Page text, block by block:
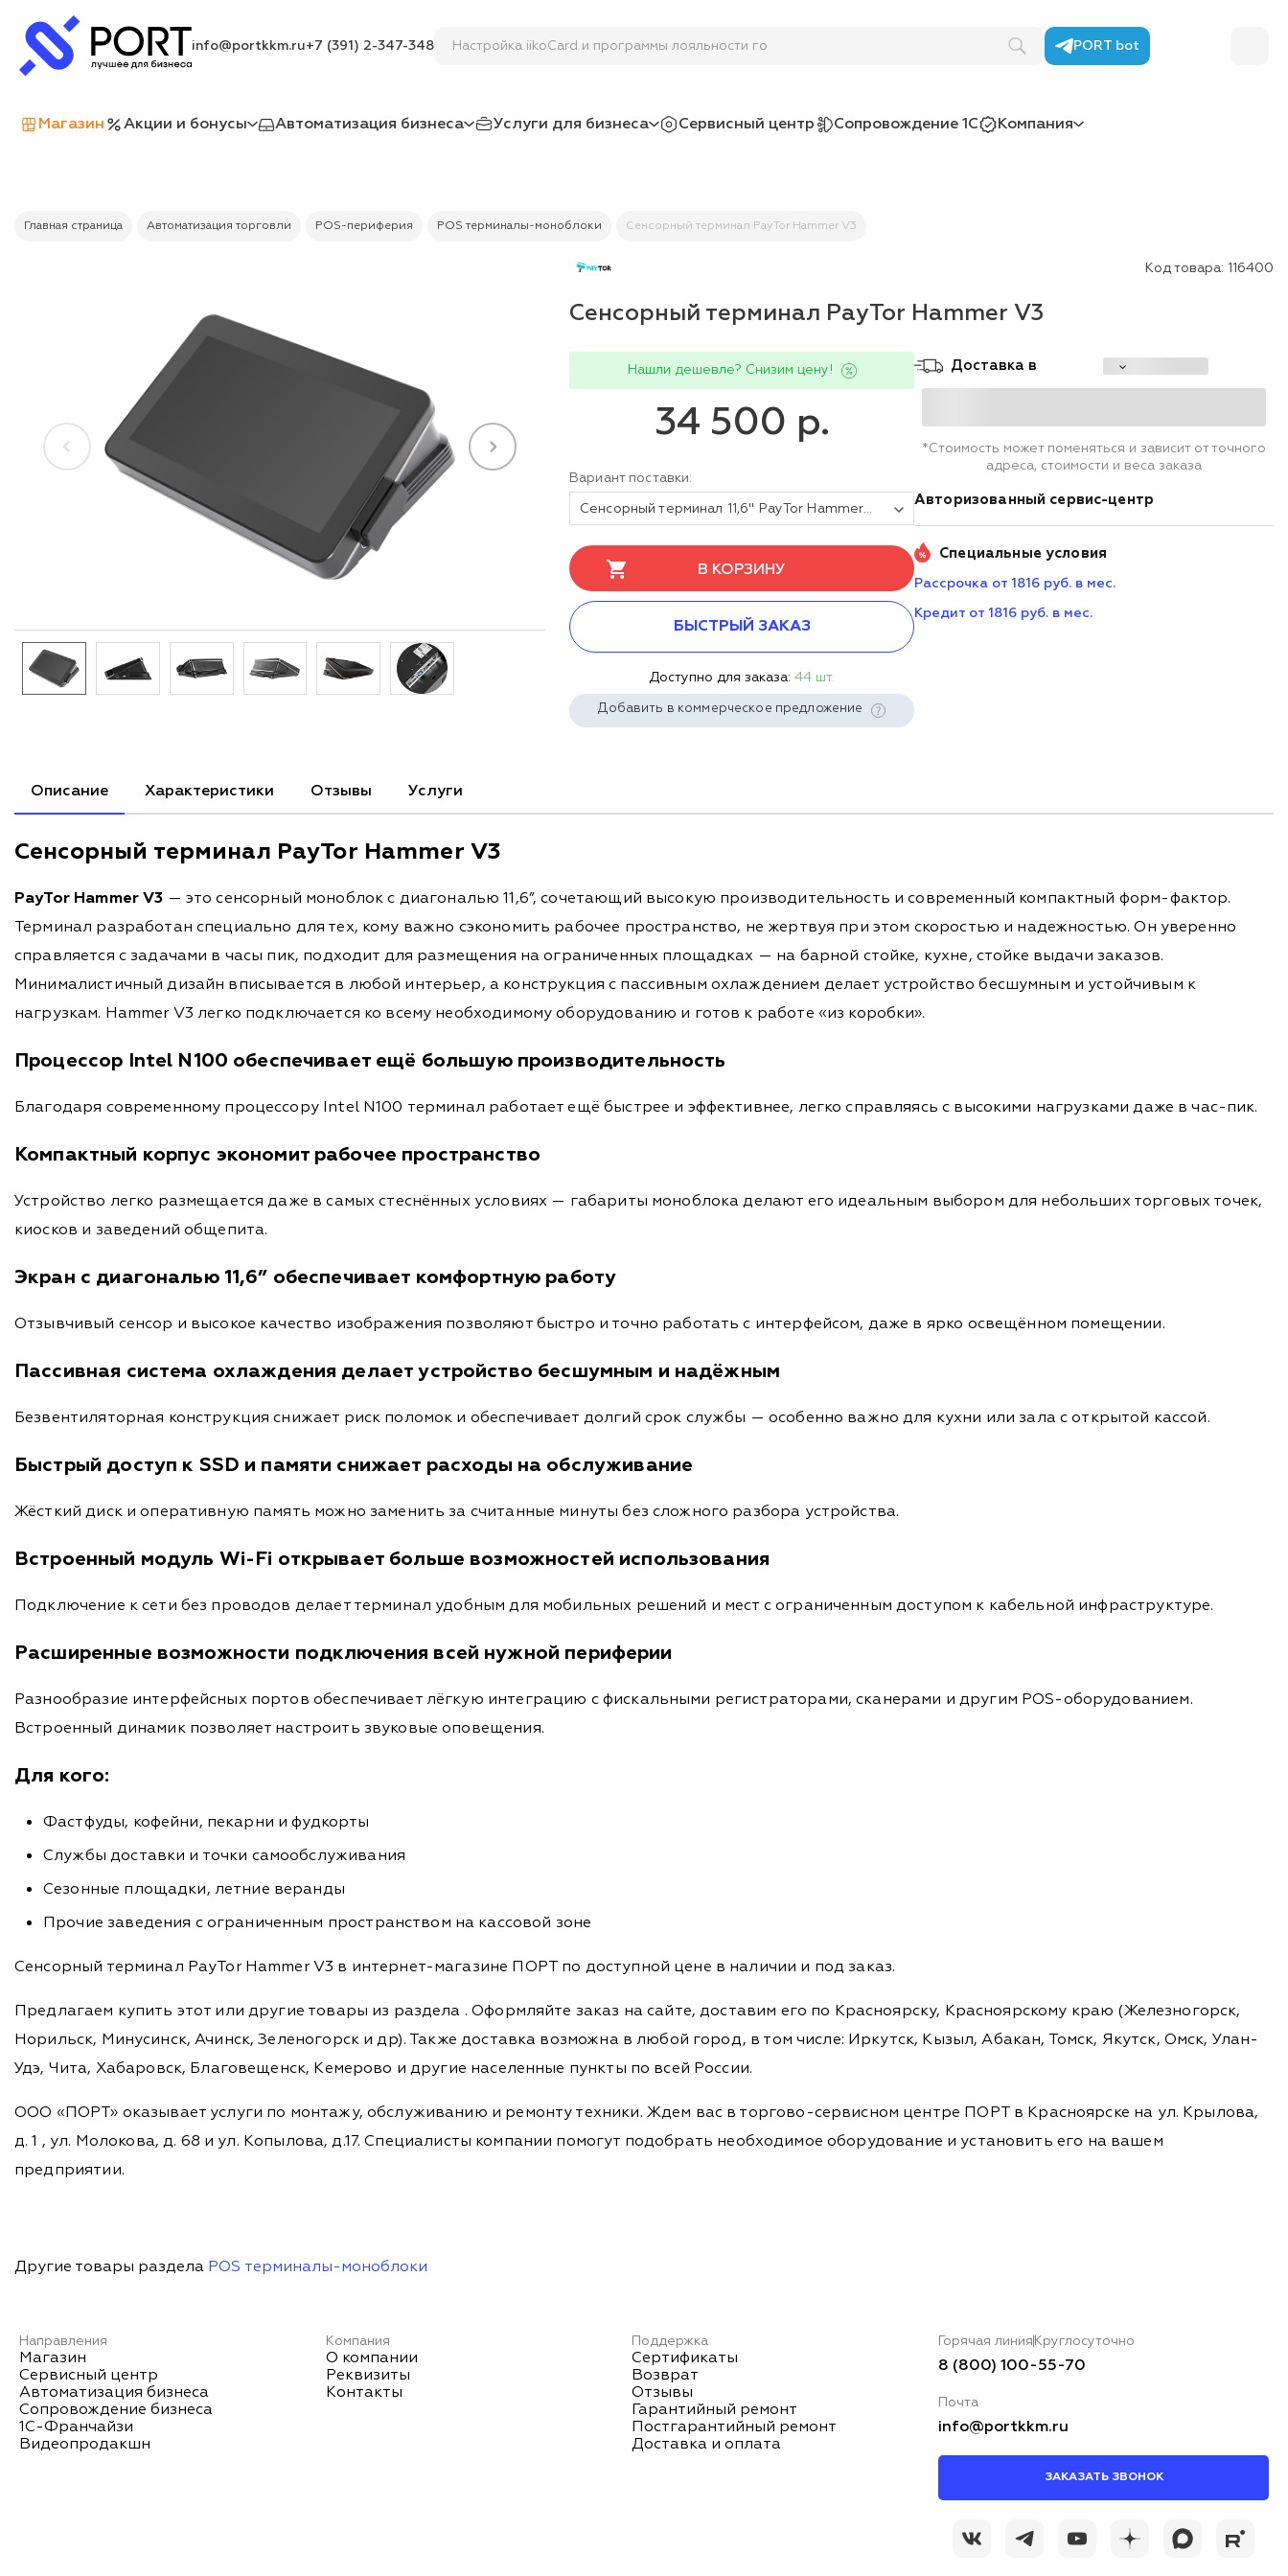
info@portkkm.ru+7 (391) 2-347-348 Настройка iikoCard и программы лояльности гостей PORT bot
Магазин Акции и бонусы Автоматизация бизнеса Услуги для бизнеса Сервисный центр Сопровождение 1С Компания
Главная страница Автоматизация торговли POS-периферия POS терминалы-моноблоки Сенсорный терминал PayTor Hammer V3
Код товара: 116400
Сенсорный терминал PayTor Hammer V3
Нашли дешевле? Снизим цену!
34 500 р.
Вариант поставки:
Сенсорный терминал 11,6" PayTor Hammer V3 (N100, 8/128Гб, Wi-Fi, ридер, без ОС)
В КОРЗИНУ
БЫСТРЫЙ ЗАКАЗ
Доступно для заказа: 44 шт.
Добавить в коммерческое предложение
Доставка в
*Стоимость может поменяться и зависит от точного
адреса, стоимости и веса заказа
Авторизованный сервис-центр
Специальные условия
Рассрочка от 1816 руб. в мес.
Кредит от 1816 руб. в мес.
Описание Характеристики Отзывы Услуги
Сенсорный терминал PayTor Hammer V3
PayTor Hammer V3 — это сенсорный моноблок с диагональю 11,6”, сочетающий высокую производительность и современный компактный форм-фактор.
Терминал разработан специально для тех, кому важно сэкономить рабочее пространство, не жертвуя при этом скоростью и надежностью. Он уверенно
справляется с задачами в часы пик, подходит для размещения на ограниченных площадках — на барной стойке, кухне, стойке выдачи заказов.
Минималистичный дизайн вписывается в любой интерьер, а конструкция с пассивным охлаждением делает устройство бесшумным и устойчивым к
нагрузкам. Hammer V3 легко подключается ко всему необходимому оборудованию и готов к работе «из коробки».
Процессор Intel N100 обеспечивает ещё большую производительность
Благодаря современному процессору Intel N100 терминал работает ещё быстрее и эффективнее, легко справляясь с высокими нагрузками даже в час-пик.
Компактный корпус экономит рабочее пространство
Устройство легко размещается даже в самых стеснённых условиях — габариты моноблока делают его идеальным выбором для небольших торговых точек,
киосков и заведений общепита.
Экран с диагональю 11,6” обеспечивает комфортную работу
Отзывчивый сенсор и высокое качество изображения позволяют быстро и точно работать с интерфейсом, даже в ярко освещённом помещении.
Пассивная система охлаждения делает устройство бесшумным и надёжным
Безвентиляторная конструкция снижает риск поломок и обеспечивает долгий срок службы — особенно важно для кухни или зала с открытой кассой.
Быстрый доступ к SSD и памяти снижает расходы на обслуживание
Жёсткий диск и оперативную память можно заменить за считанные минуты без сложного разбора устройства.
Встроенный модуль Wi-Fi открывает больше возможностей использования
Подключение к сети без проводов делает терминал удобным для мобильных решений и мест с ограниченным доступом к кабельной инфраструктуре.
Расширенные возможности подключения всей нужной периферии
Разнообразие интерфейсных портов обеспечивает лёгкую интеграцию с фискальными регистраторами, сканерами и другим POS-оборудованием.
Встроенный динамик позволяет настроить звуковые оповещения.
Для кого:
Фастфуды, кофейни, пекарни и фудкорты
Службы доставки и точки самообслуживания
Сезонные площадки, летние веранды
Прочие заведения с ограниченным пространством на кассовой зоне
Сенсорный терминал PayTor Hammer V3 в интернет-магазине ПОРТ по доступной цене в наличии и под заказ.
Предлагаем купить этот или другие товары из раздела . Оформляйте заказ на сайте, доставим его по Красноярску, Красноярскому краю (Железногорск,
Норильск, Минусинск, Ачинск, Зеленогорск и др). Также доставка возможна в любой город, в том числе: Иркутск, Кызыл, Абакан, Томск, Якутск, Омск, Улан-
Удэ, Чита, Хабаровск, Благовещенск, Кемерово и другие населенные пункты по всей России.
ООО «ПОРТ» оказывает услуги по монтажу, обслуживанию и ремонту техники. Ждем вас в торгово-сервисном центре ПОРТ в Красноярске на ул. Крылова,
д. 1 , ул. Молокова, д. 68 и ул. Копылова, д.17. Специалисты компании помогут подобрать необходимое оборудование и установить его на вашем
предприятии.
Другие товары раздела POS терминалы-моноблоки
Направления
Магазин
Сервисный центр
Автоматизация бизнеса
Сопровождение бизнеса
1С-Франчайзи
Видеопродакшн
Компания
О компании
Реквизиты
Контакты
Поддержка
Сертификаты
Возврат
Отзывы
Гарантийный ремонт
Постгарантийный ремонт
Доставка и оплата
Горячая линия Круглосуточно
8 (800) 100-55-70
Почта
info@portkkm.ru
ЗАКАЗАТЬ ЗВОНОК